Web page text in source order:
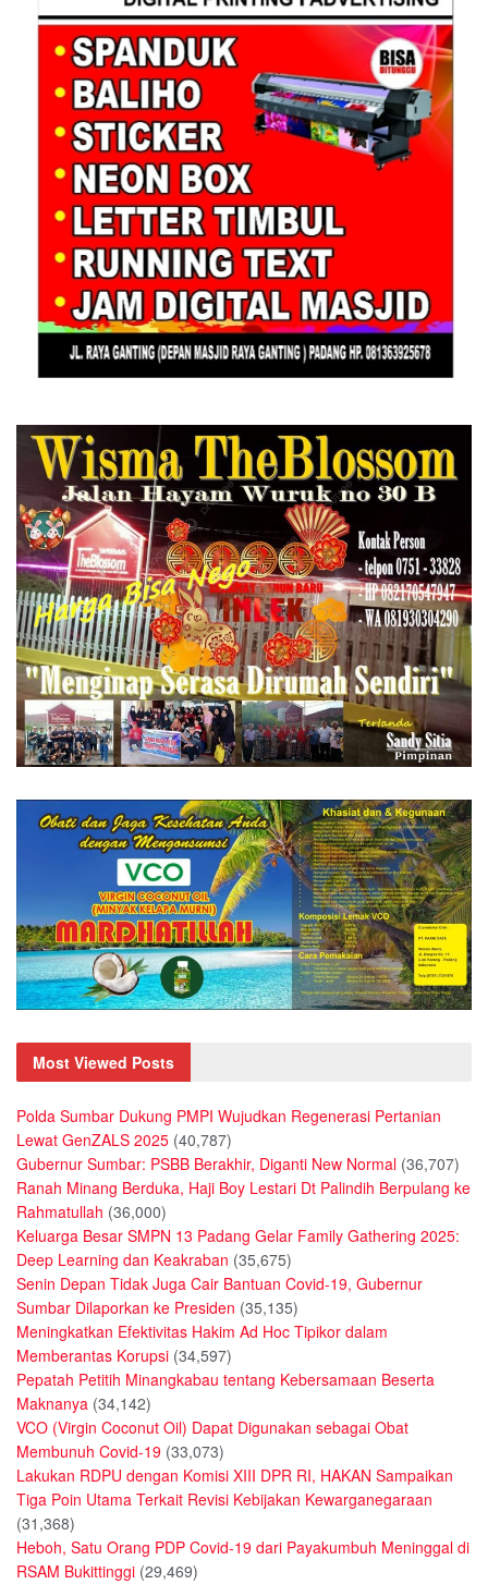
Most Viewed Posts
Polda Sumbar Dukung PMPI Wujudkan Regenerasi Pertanian
Lewat GenZALS 2025 (40,787)
Gubernur Sumbar: PSBB Berakhir, Diganti New Normal (36,707)
Ranah Minang Berduka, Haji Boy Lestari Dt Palindih Berpulang ke
Rahmatullah (36,000)
Keluarga Besar SMPN 13 Padang Gelar Family Gathering 2025:
Deep Learning dan Keakraban (35,675)
Senin Depan Tidak Juga Cair Bantuan Covid-19, Gubernur
Sumbar Dilaporkan ke Presiden (35,135)
Meningkatkan Efektivitas Hakim Ad Hoc Tipikor dalam
Memberantas Korupsi (34,597)
Pepatah Petitih Minangkabau tentang Kebersamaan Beserta
Maknanya (34,142)
VCO (Virgin Coconut Oil) Dapat Digunakan sebagai Obat
Membunuh Covid-19 (33,073)
Lakukan RDPU dengan Komisi XIII DPR RI, HAKAN Sampaikan
Tiga Poin Utama Terkait Revisi Kebijakan Kewarganegaraan
(31,368)
Heboh, Satu Orang PDP Covid-19 dari Payakumbuh Meninggal di
RSAM Bukittinggi (29,469)